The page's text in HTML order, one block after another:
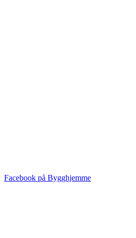
Facebook på Bygghjemme